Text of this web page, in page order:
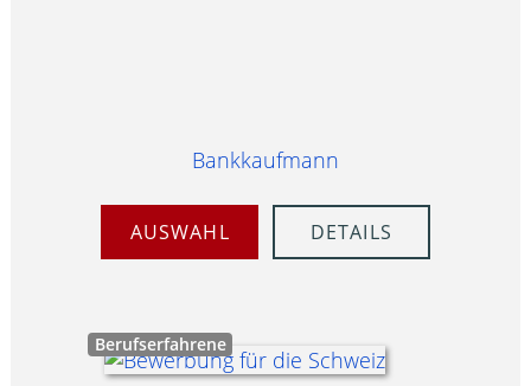
Bankkaufmann
AUSWAHL DETAILS
Berufserfahrene